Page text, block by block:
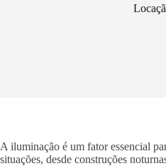
A iluminação é um fator essencial
situações, desde construções